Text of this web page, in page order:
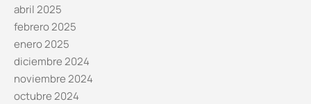
abril 2025
febrero 2025
enero 2025
diciembre 2024
noviembre 2024
octubre 2024